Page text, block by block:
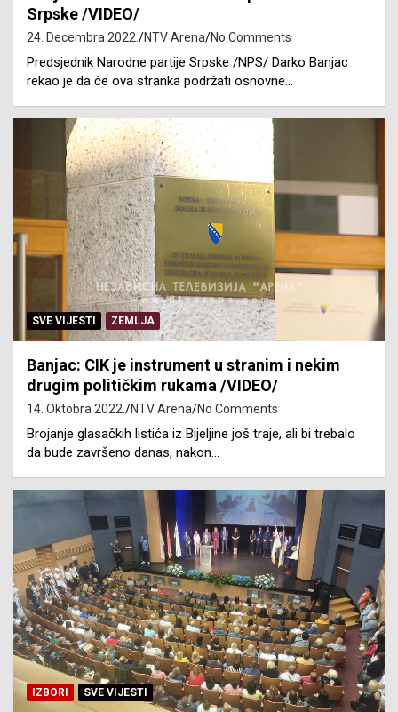
Srpske /VIDEO/
24. Decembra 2022. NTV Arena No Comments
Predsjednik Narodne partije Srpske /NPS/ Darko Banjac
rekao je da će ova stranka podržati osnovne…
SVE VIJESTI ZEMLJA
Banjac: CIK je instrument u stranim i nekim
drugim političkim rukama /VIDEO/
14. Oktobra 2022. NTV Arena No Comments
Brojanje glasačkih listića iz Bijeljine još traje, ali bi trebalo
da bude završeno danas, nakon…
IZBORI SVE VIJESTI